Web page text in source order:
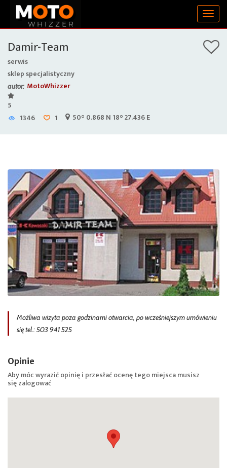
Damir-Team
serwis
sklep specjalistyczny
autor: MotoWhizzer
5
1346
1 50° 0.868 N 18° 27.436 E
Możliwa wizyta poza godzinami otwarcia, po wcześniejszym umówieniu
się tel.: 503 941 525
Opinie
Aby móc wyrazić opinię i przesłać ocenę tego miejsca musisz
sięzalogować